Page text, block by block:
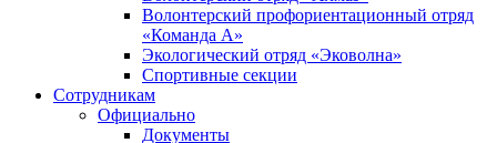
Волонтерский профориентационный отряд
«Команда А»
Экологический отряд «Эковолна»
Спортивные секции
Сотрудникам
Официально
Документы